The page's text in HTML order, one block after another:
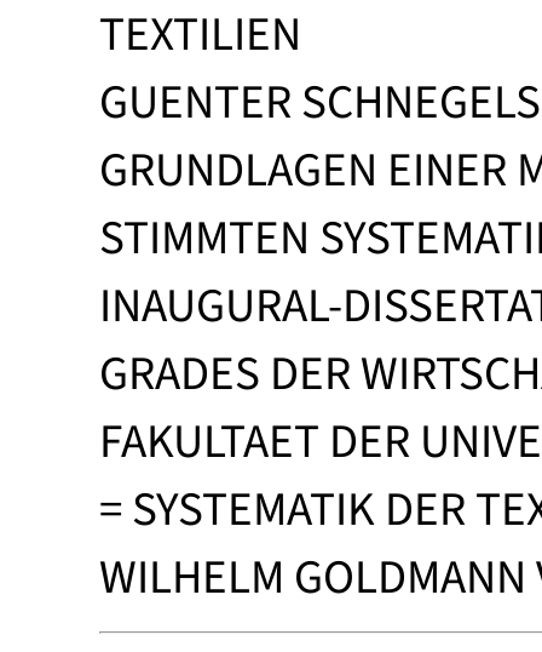
TEXTILIEN
GUENTER
GRUNDLAGEN EINER
STIMMTEN
INAUGURAL-
GRADES DER
FAKULTAET DER
= SYSTEMATIK DER
WILHELM